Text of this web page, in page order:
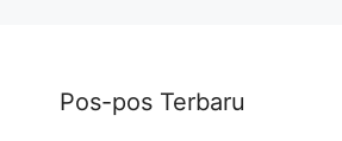
Pos-pos Terbaru